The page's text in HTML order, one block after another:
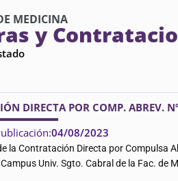
MEDICINA
y
DIRECTA POR COMP. ABREV.
04/08/2023
la Contratación Directa por Compulsa
Campus Univ. Sgto. Cabral de la Fac. de